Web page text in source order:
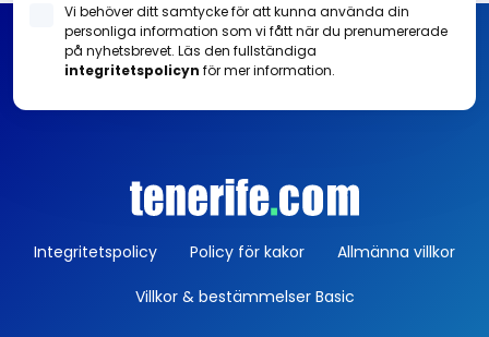
Vi behöver ditt samtycke för att kunna använda din
personliga information som vi fått när du prenumererade
på nyhetsbrevet. Läs den fullständiga
integritetspolicyn för mer information.
Integritetspolicy Policy för kakor Allmänna villkor
Villkor & bestämmelser Basic